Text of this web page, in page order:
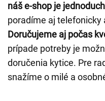
náš e-shop je
poradíme aj telefonicky
Doručujeme aj počas
prípade potreby je
doručenia kytice. Pre
snažíme o milé a